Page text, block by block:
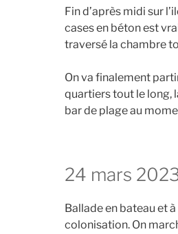
Fin d’après midi sur
cases en béton est
traversé la chambre
On va finalement
quartiers tout le long,
bar de plage au
24 mars
Ballade en bateau et
colonisation. On